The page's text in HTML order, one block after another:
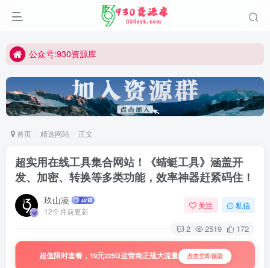
公众号:930资源库
首页 精选网站 正文
超实用在线工具集合网站！《蜻蜓工具》涵盖开
发、加密、转换等多类功能，效率神器赶紧码住！
玖山凌
12个月前更新
关注 私信
2 2519 172
超值限时套餐，19元225G运营商正规大流量 点击立即领取